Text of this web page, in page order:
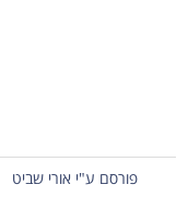
פורסם ע"י אורי שביט